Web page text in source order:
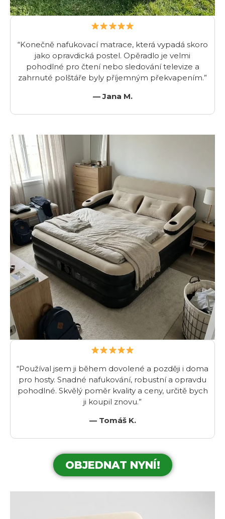
“Konečně nafukovací matrace, která vypadá skoro
jako opravdická postel. Opěradlo je velmi
pohodlné pro čtení nebo sledování televize a
zahrnuté polštáře byly příjemným překvapením.”
— Jana M.
“Používal jsem ji během dovolené a později i doma
pro hosty. Snadné nafukování, robustní a opravdu
pohodlné. Skvělý poměr kvality a ceny, určitě bych
ji koupil znovu.”
— Tomáš K.
OBJEDNAT NYNÍ!